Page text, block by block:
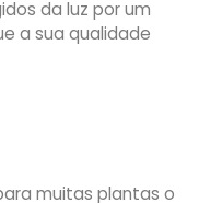
da luz por um
a sua qualidade
muitas plantas o